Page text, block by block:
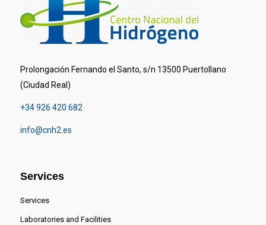
Prolongación Fernando el Santo, s/n 13500 Puertollano
(Ciudad Real)
+34 926 420 682
info@cnh2.es
Services
Services
Laboratories and Facilities